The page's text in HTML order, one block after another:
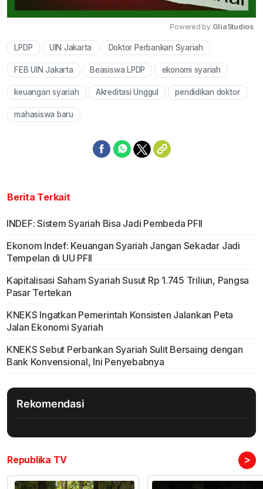
Powered by GliaStudios
LPDP UIN Jakarta Doktor Perbankan Syariah
FEB UIN Jakarta Beasiswa LPDP ekonomi syariah
keuangan syariah Akreditasi Unggul pendidikan doktor
mahasiswa baru
Berita Terkait
INDEF: Sistem Syariah Bisa Jadi Pembeda PFII
Ekonom Indef: Keuangan Syariah Jangan Sekadar Jadi
Tempelan di UU PFII
Kapitalisasi Saham Syariah Susut Rp 1.745 Triliun, Pangsa
Pasar Tertekan
KNEKS Ingatkan Pemerintah Konsisten Jalankan Peta
Jalan Ekonomi Syariah
KNEKS Sebut Perbankan Syariah Sulit Bersaing dengan
Bank Konvensional, Ini Penyebabnya
Rekomendasi
Republika TV >